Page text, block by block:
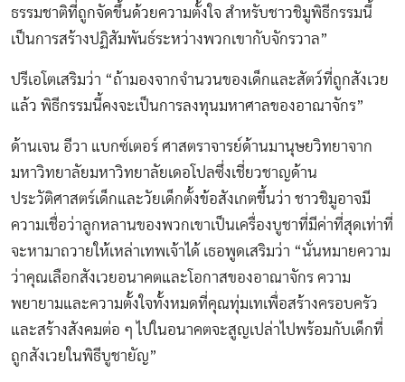
ธรรมชาติที่ถูกจัดขึ้นด้วยความตั้งใจ สำหรับชาวชิมูพิธีกรรมนี้
เป็นการสร้างปฏิสัมพันธ์ระหว่างพวกเขากับจักรวาล”
ปรีเอโตเสริมว่า “ถ้ามองจากจำนวนของเด็กและสัตว์ที่ถูกสังเวย
แล้ว พิธีกรรมนี้คงจะเป็นการลงทุนมหาศาลของอาณาจักร”
ด้านเจน อีวา แบกซ์เตอร์ ศาสตราจารย์ด้านมานุษยวิทยาจาก
มหาวิทยาลัยมหาวิทยาลัยเดอโปลซึ่งเชี่ยวชาญด้าน
ประวัติศาสตร์เด็กและวัยเด็กตั้งข้อสังเกตขึ้นว่า ชาวชิมูอาจมี
ความเชื่อว่าลูกหลานของพวกเขาเป็นเครื่องบูชาที่มีค่าที่สุดเท่าที่
จะหามาถวายให้เหล่าเทพเจ้าได้ เธอพูดเสริมว่า “นั่นหมายความ
ว่าคุณเลือกสังเวยอนาคตและโอกาสของอาณาจักร ความ
พยายามและความตั้งใจทั้งหมดที่คุณทุ่มเทเพื่อสร้างครอบครัว
และสร้างสังคมต่อ ๆ ไปในอนาคตจะสูญเปล่าไปพร้อมกับเด็กที่
ถูกสังเวยในพิธีบูชายัญ”